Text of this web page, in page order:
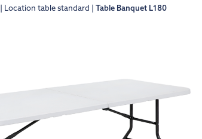
Location table standard Table Banquet L180